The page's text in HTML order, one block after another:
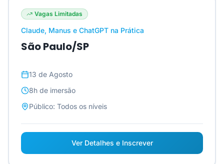
Vagas Limitadas
Claude, Manus e ChatGPT na Prática
São Paulo/SP
13 de Agosto
8h de imersão
Público: Todos os níveis
Ver Detalhes e Inscrever